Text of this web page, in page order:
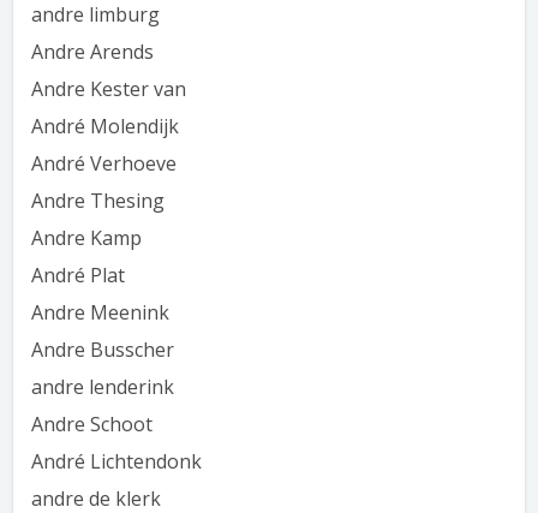
andre limburg
Andre Arends
Andre Kester van
André Molendijk
André Verhoeve
Andre Thesing
Andre Kamp
André Plat
Andre Meenink
Andre Busscher
andre lenderink
Andre Schoot
André Lichtendonk
andre de klerk